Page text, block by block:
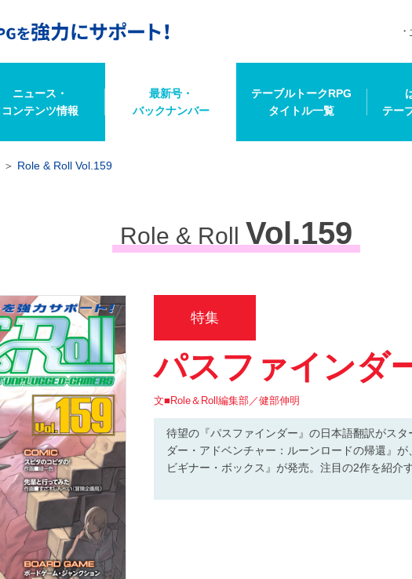
ニュース・
コンテンツ情報
最新号・
バックナンバー
テーブルトークRPG
タイトル一覧
テー
Role & Roll Vol.159
Role & Roll Vol.159
特集
パスファインダ
文■Role＆Roll編集部／健部伸明
待望の『パスファインダー』の日本語翻訳がス
ダー・アドベンチャー：ルーンロードの帰還』
ビギナー・ボックス』が発売。注目の2作を紹介